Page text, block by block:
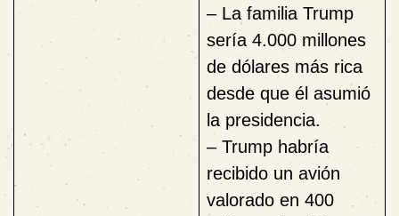
– La familia Trump
sería 4.000 millones
de dólares más rica
desde que él asumió
la presidencia.
– Trump habría
recibido un avión
valorado en 400